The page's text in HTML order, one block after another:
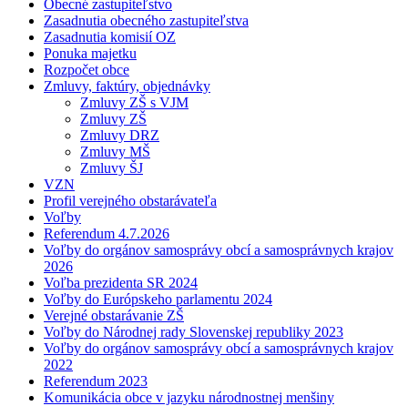
Obecné zastupiteľstvo
Zasadnutia obecného zastupiteľstva
Zasadnutia komisií OZ
Ponuka majetku
Rozpočet obce
Zmluvy, faktúry, objednávky
Zmluvy ZŠ s VJM
Zmluvy ZŠ
Zmluvy DRZ
Zmluvy MŠ
Zmluvy ŠJ
VZN
Profil verejného obstarávateľa
Voľby
Referendum 4.7.2026
Voľby do orgánov samosprávy obcí a samosprávnych krajov
2026
Voľba prezidenta SR 2024
Voľby do Európskeho parlamentu 2024
Verejné obstarávanie ZŠ
Voľby do Národnej rady Slovenskej republiky 2023
Voľby do orgánov samosprávy obcí a samosprávnych krajov
2022
Referendum 2023
Komunikácia obce v jazyku národnostnej menšiny